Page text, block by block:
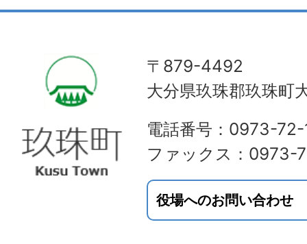
〒879-4492
大分県玖珠郡玖珠町
電話番号：0973-72-
ファックス：0973-
役場へのお問い合わせ